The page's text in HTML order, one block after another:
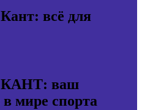
всё для
КАНТ: ваш
мире спорта